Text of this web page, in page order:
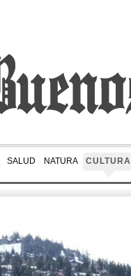
SALUD NATURA CULTURA